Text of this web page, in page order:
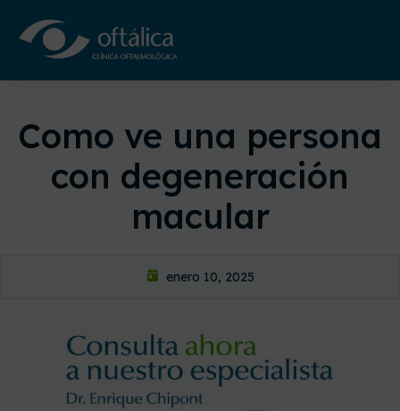
Como ve una persona
con degeneración
macular
enero 10, 2025